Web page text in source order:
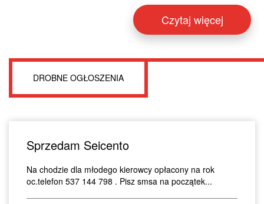
Czytaj więcej
DROBNE OGŁOSZENIA
Sprzedam Seicento
Na chodzie dla młodego kierowcy opłacony na rok
oc.telefon 537 144 798 . Pisz smsa na początek...